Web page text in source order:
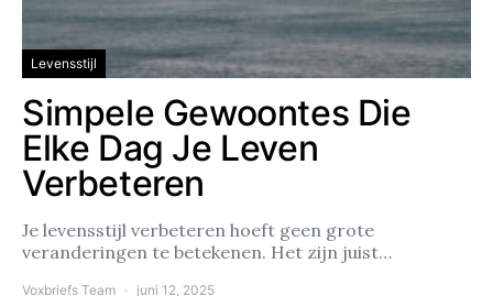
Levensstijl
Simpele Gewoontes Die
Elke Dag Je Leven
Verbeteren
Je levensstijl verbeteren hoeft geen grote
veranderingen te betekenen. Het zijn juist…
Voxbriefs Team juni 12, 2025